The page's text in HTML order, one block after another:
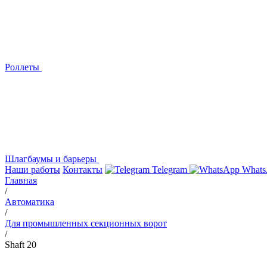
Роллеты
Шлагбаумы и барьеры
Наши работы Контакты Telegram
Главная
/
Автоматика
/
Для промышленных секционных ворот
/
Shaft 20